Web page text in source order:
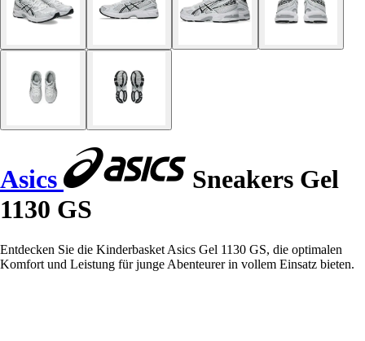
Asics
Sneakers Gel
1130 GS
Entdecken Sie die Kinderbasket Asics Gel 1130 GS, die optimalen
Komfort und Leistung für junge Abenteurer in vollem Einsatz bieten.